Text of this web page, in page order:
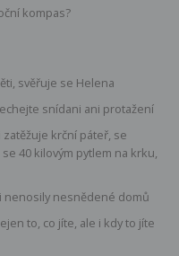
kompas?
svěřuje se Helena
snídani ani protažení
krční páteř, se
40 kilovým pytlem na krku,
nenosily nesnědené domů
to, co jíte, ale i kdy to jíte